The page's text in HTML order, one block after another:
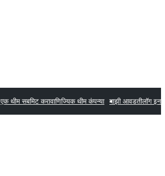
एक थीम सबमिट करावाणिज्यिक थीम कंपन्या माझी आवडतीलॉग इन